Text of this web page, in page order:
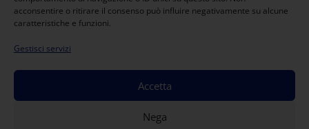
acconsentire o ritirare il consenso può influire negativamente su alcune
caratteristiche e funzioni.
Gestisci servizi
Accetta
Nega